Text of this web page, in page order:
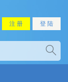
注 册 登 陆